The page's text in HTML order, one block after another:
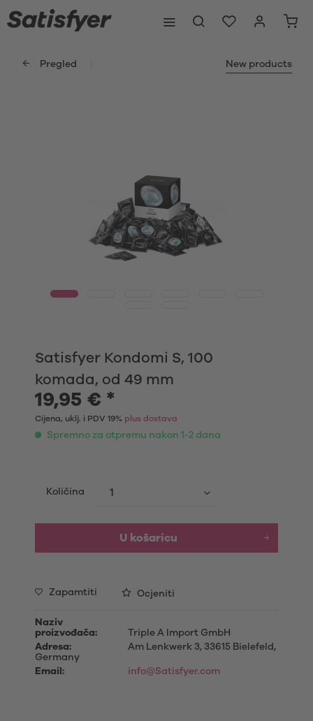
Pregled New products
Satisfyer Kondomi S, 100
komada, od 49 mm
19,95 € *
Cijena, uklj. i PDV 19% plus dostava
Spremno za otpremu nakon 1-2 dana
Količina
U košaricu
Zapamtiti Ocjeniti
Naziv
proizvođača:
Triple A Import GmbH
Adresa:
Am Lenkwerk 3, 33615 Bielefeld,
Germany
Email:
info@Satisfyer.com